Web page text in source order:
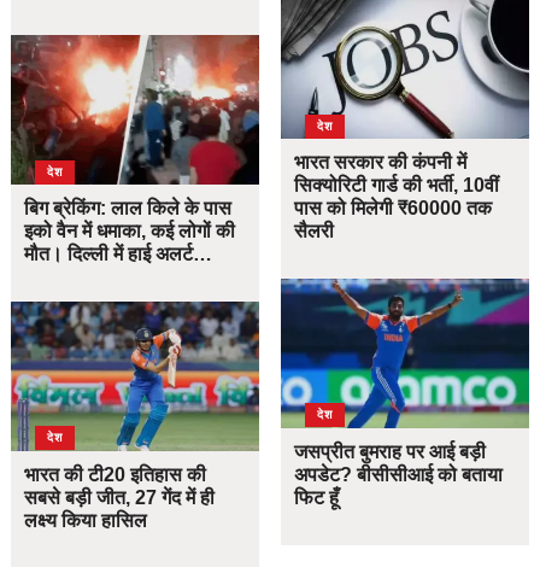
देश
बिग ब्रेकिंग: लाल किले के पास
इको वैन में धमाका, कई लोगों की
मौत। दिल्ली में हाई अलर्ट…
देश
भारत की टी20 इतिहास की
सबसे बड़ी जीत, 27 गेंद में ही
लक्ष्य किया हासिल
देश
भारत सरकार की कंपनी में
सिक्योरिटी गार्ड की भर्ती, 10वीं
पास को मिलेगी ₹60000 तक
सैलरी
देश
जसप्रीत बुमराह पर आई बड़ी
अपडेट? बीसीसीआई को बताया
फिट हूँ